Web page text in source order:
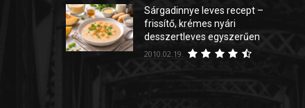
Sárgadinnye leves recept –
frissítő, krémes nyári
desszertleves egyszerűen
2010.02.19.